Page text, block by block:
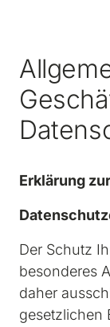
Erklärung
Der Schutz
besonderes
daher
gesetzlichen